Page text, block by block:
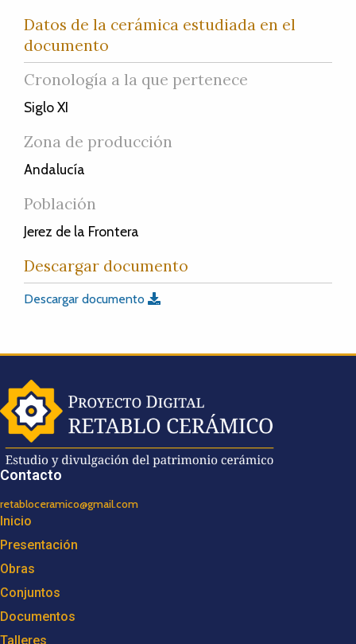
Datos de la cerámica estudiada en el
documento
Cronología a la que pertenece
Siglo XI
Zona de producción
Andalucía
Población
Jerez de la Frontera
Descargar documento
Descargar documento
Contacto
retabloceramico@gmail.com
Inicio
Presentación
Obras
Conjuntos
Documentos
Talleres